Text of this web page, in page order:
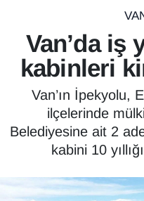
Van’da iş
kabinleri
Van’ın İpekyolu,
ilçelerinde
Belediyesine ait 2
kabini 10
BİLİM VE
Biyografi
ÇEVRE
Deprem
Dernekler, Odalar
Van Namaz
Van Trafik
Süper Lig Puan
Tüm Manşetler
Son Dakika
Haber Arşivi